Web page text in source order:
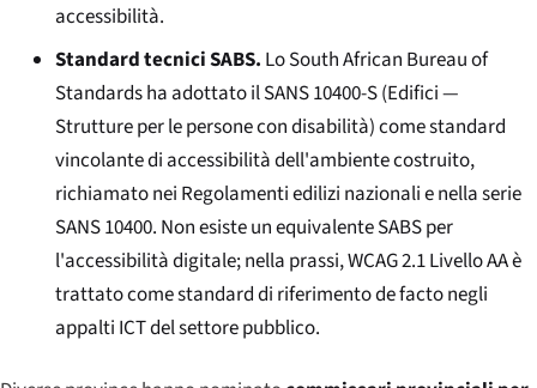
accessibilità.
Standard tecnici SABS. LoSouth African Bureau of
Standardsha adottato il SANS 10400-S (Edifici —
Strutture per le persone con disabilità) come standard
vincolante di accessibilità dell'ambiente costruito,
richiamato nei Regolamenti edilizi nazionali e nella serie
SANS 10400. Non esiste un equivalente SABS per
l'accessibilità digitale; nella prassi, WCAG 2.1 Livello AA è
trattato come standard di riferimento de facto negli
appalti ICT del settore pubblico.